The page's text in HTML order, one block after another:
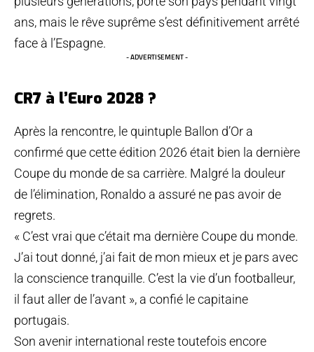
ans, mais le rêve suprême s’est définitivement arrêté
face à l’Espagne.
- ADVERTISEMENT -
CR7 à l’Euro 2028 ?
Après la rencontre, le quintuple Ballon d’Or a
confirmé que cette édition 2026 était bien la dernière
Coupe du monde de sa carrière. Malgré la douleur
de l’élimination, Ronaldo a assuré ne pas avoir de
regrets.
« C’est vrai que c’était ma dernière Coupe du monde.
J’ai tout donné, j’ai fait de mon mieux et je pars avec
la conscience tranquille. C’est la vie d’un footballeur,
il faut aller de l’avant », a confié le capitaine
portugais.
Son avenir international reste toutefois encore